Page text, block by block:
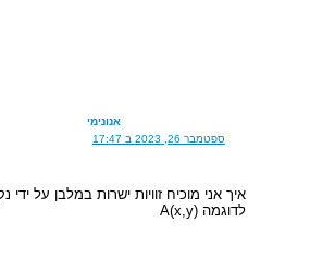
אנונימי
ספטמבר 26, 2023 ב 17:47
איך אני מוכיח זוויות ישרות במלבן על ידי
לדוגמה A(x,y)